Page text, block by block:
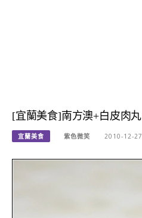
[宜蘭美食]南方澳+白皮肉丸
宜蘭美食 紫色微笑 2010-12-27